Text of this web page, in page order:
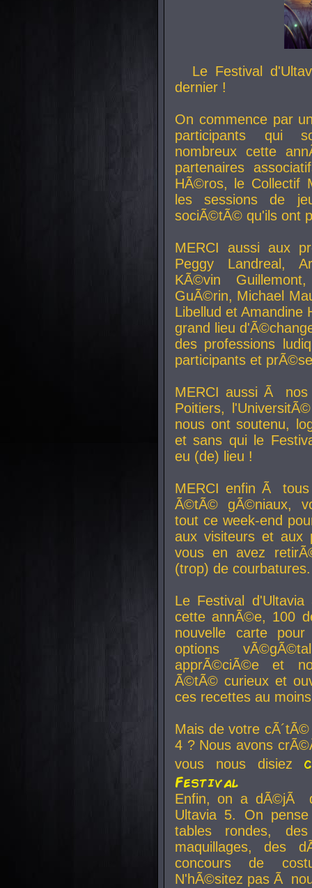
Le Festival
dernier !
On commence par
participants qui
nombreux cette
partenaires
HÃ©ros, le Collectif
les sessions de
sociÃ©tÃ© qu'ils ont
MERCI aussi aux
Peggy Landreal,
KÃ©vin
GuÃ©rin, Michael
Libellud et Amandine
grand lieu
des professions
participants et
MERCI aussi Ã nos
Poitiers,
nous ont soutenu,
et sans qui le
eu (de) lieu !
MERCI enfin Ã
Ã©tÃ© gÃ©niaux,
tout ce week-end
aux visiteurs et aux
vous en avez
(trop) de courbatures.
Le Festival
cette annÃ©e, 100
nouvelle carte
options
apprÃ©ciÃ©e et
Ã©tÃ© curieux et
ces recettes au
Mais de votre
4 ? Nous avons
vous nous disiez
Festival
Enfin, on a dÃ©jÃ
Ultavia 5. On
tables rondes,
maquillages, des
concours de
N'hÃ©sitez pas Ã